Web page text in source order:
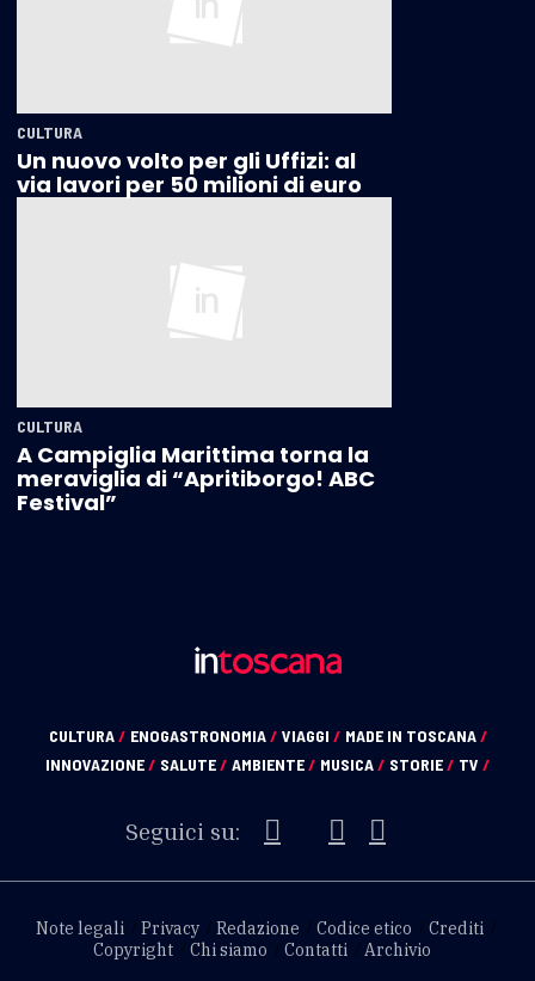
CULTURA
Un nuovo volto per gli Uffizi: al
via lavori per 50 milioni di euro
CULTURA
A Campiglia Marittima torna la
meraviglia di “Apritiborgo! ABC
Festival”
CULTURA/ ENOGASTRONOMIA/ VIAGGI / MADE IN TOSCANA/
INNOVAZIONE/ SALUTE/ AMBIENTE/ MUSICA/ STORIE/ TV /
Seguici su:
Note legali Privacy Redazione Codice etico
Crediti
Copyright
Chi siamo Contatti Archivio